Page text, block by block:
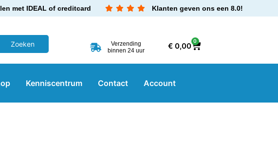
met IDEAL of creditcard Klanten geven ons een 8.0!
Verzending
binnen 24 uur
€0,00
0
Kenniscentrum Contact Account